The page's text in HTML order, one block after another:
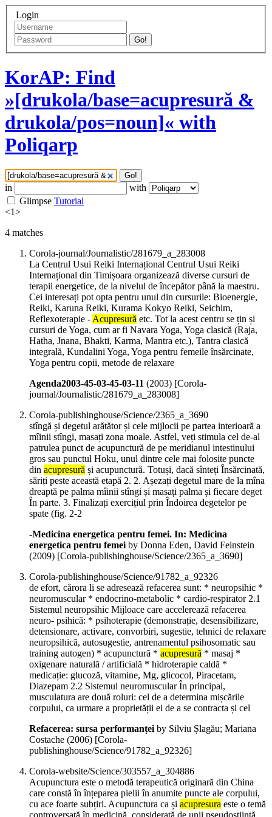
Login
Go!
KorAP: Find
»[drukola/base=acupresură &
drukola/pos=noun]« with
Poliqarp
Go!
in
with
Glimpse Tutorial
<1>
4 matches
Corola-journal/Journalistic/281679_a_283008
La Centrul Usui Reiki Internațional Centrul Usui Reiki
Internațional din Timișoara organizează diverse cursuri de
terapii energetice, de la nivelul de începător până la maestru.
Cei interesați pot opta pentru unul din cursurile: Bioenergie,
Reiki, Karuna Reiki, Kurama Kokyo Reiki, Seichim,
Reflexoterapie -Acupresură etc. Tot la acest centru se țin și
cursuri de Yoga, cum ar fi Navara Yoga, Yoga clasică (Raja,
Hatha, Jnana, Bhakti, Karma, Mantra etc.), Tantra clasică
integrală, Kundalini Yoga, Yoga pentru femeile însărcinate,
Yoga pentru copii, metode de relaxare
Agenda2003-45-03-45-03-11 (2003) [Corola-
journal/Journalistic/281679_a_283008]
Corola-publishinghouse/Science/2365_a_3690
stîngă și degetul arătător și cele mijlocii pe partea interioară a
mîinii stîngi, masați zona moale. Astfel, veți stimula cel de-al
patrulea punct de acupunctură de pe meridianul intestinului
gros sau punctul Hoku, unul dintre cele mai folosite puncte
din acupresură și acupunctură. Totuși, dacă sînteți Însărcinată,
săriți peste această etapă 2. 2. Așezați degetul mare de la mîna
dreaptă pe palma mîinii stîngi și masați palma și fiecare deget
În parte. 3. Finalizați exercițiul prin Îndoirea degetelor pe
spate (fig. 2-2
-Medicina energetica pentru femei. In: Medicina
energetica pentru femeiby Donna Eden, David Feinstein
(2009) [Corola-publishinghouse/Science/2365_a_3690]
Corola-publishinghouse/Science/91782_a_92326
de efort, cărora li se adresează refacerea sunt: * neuropsihic *
neuromuscular * endocrino-metabolic * cardio-respirator 2.1
Sistemul neuropsihic Mijloace care accelerează refacerea
neuro- psihică: * psihoterapie (demonstrație, desensibilizare,
detensionare, activare, convorbiri, sugestie, tehnici de relaxare
neuropsihică, autosugestie, antrenamentul psihosomatic sau
training autogen) * acupunctură * acupresură * masaj *
oxigenare naturală / artificială * hidroterapie caldă *
medicație: glucoză, vitamine, Mg, glicocol, Piracetam,
Diazepam 2.2 Sistemul neuromuscular În principal,
musculatura are două roluri: cel de a determina mișcările
corpului, ca urmare a proprietății ei de a se contracta și cel
Refacerea: sursa performanțeiby Silviu Șlagău; Mariana
Costache (2006) [Corola-
publishinghouse/Science/91782_a_92326]
Corola-website/Science/303557_a_304886
Acupunctura este o metodă terapeutică originară din China
care constă în înțeparea pielii în anumite puncte ale corpului,
cu ace foarte subțiri. Acupunctura ca și acupresura este o temă